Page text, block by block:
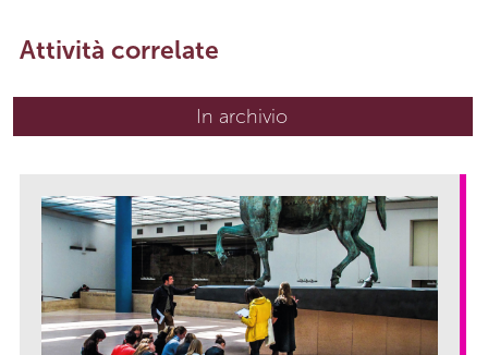
Attività correlate
In archivio